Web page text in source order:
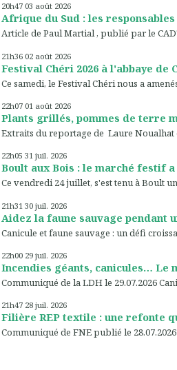
20h47 03 août 2026
Afrique du Sud : les
Article de Paul Martial , publié par le
21h36 02 août 2026
Festival Chéri 2026 à l'abbaye de
Ce samedi, le Festival Chéri nous a
22h07 01 août 2026
Plants grillés, pommes de terre
Extraits du reportage de Laure Noualhat
22h05 31 juil. 2026
Boult aux Bois : le marché festif a
Ce vendredi 24 juillet, s'est tenu à Boult
21h31 30 juil. 2026
Aidez la faune sauvage pendant
Canicule et faune sauvage : un défi
22h00 29 juil. 2026
Incendies géants, canicules… Le
Communiqué de la LDH le 29.07.2026
21h47 28 juil. 2026
Filière REP textile : une refonte
Communiqué de FNE publié le